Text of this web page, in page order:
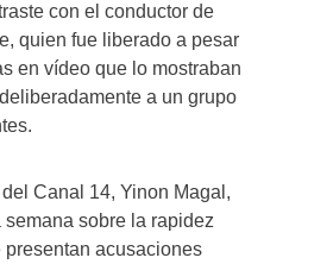
con el conductor de
quien fue liberado a pesar
en vídeo que lo mostraban
a un grupo
Canal 14, Yinon Magal,
semana sobre la rapidez
presentan acusaciones